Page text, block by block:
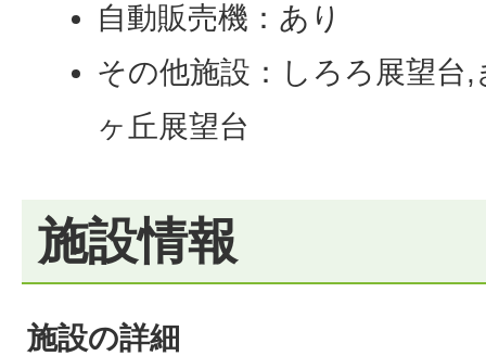
自動販売機：あり
その他施設：しろろ展望台
ヶ丘展望台
施設情報
施設の詳細